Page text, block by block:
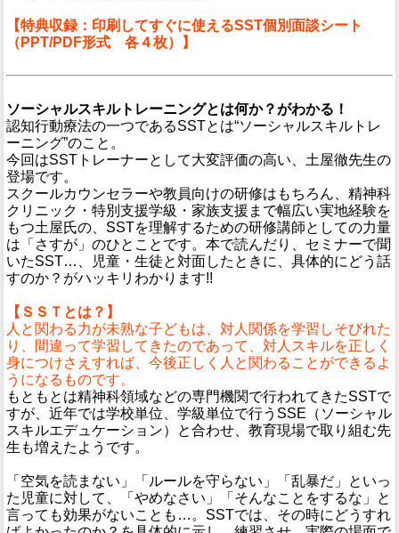
【特典収録：印刷してすぐに使えるSST個別面談シート
（PPT/PDF形式 各４枚）】
ソーシャルスキルトレーニングとは何か？がわかる！
認知行動療法の一つであるSSTとは“ソーシャルスキルトレ
ーニング”のこと。
今回はSSTトレーナーとして大変評価の高い、土屋徹先生の
登場です。
スクールカウンセラーや教員向けの研修はもちろん、精神科
クリニック・特別支援学級・家族支援まで幅広い実地経験を
もつ土屋氏の、SSTを理解するための研修講師としての力量
は「さすが」のひとことです。本で読んだり、セミナーで聞
いたSST…、児童・生徒と対面したときに、具体的にどう話
すのか？がハッキリわかります!!
【ＳＳＴとは？】
人と関わる力が未熟な子どもは、対人関係を学習しそびれた
り、間違って学習してきたのであって、対人スキルを正しく
身につけさえすれば、今後正しく人と関わることができるよ
うになるものです。
もともとは精神科領域などの専門機関で行われてきたSSTで
すが、近年では学校単位、学級単位で行うSSE（ソーシャル
スキルエデュケーション）と合わせ、教育現場で取り組む先
生も増えたようです。
「空気を読まない」「ルールを守らない」「乱暴だ」といっ
た児童に対して、「やめなさい」「そんなことをするな」と
言っても効果がないことも…。SSTでは、その時にどうすれ